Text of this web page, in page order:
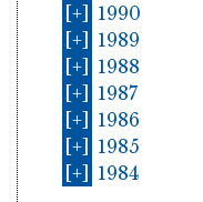
[+]
1990
[+]
1989
[+]
1988
[+]
1987
[+]
1986
[+]
1985
[+]
1984